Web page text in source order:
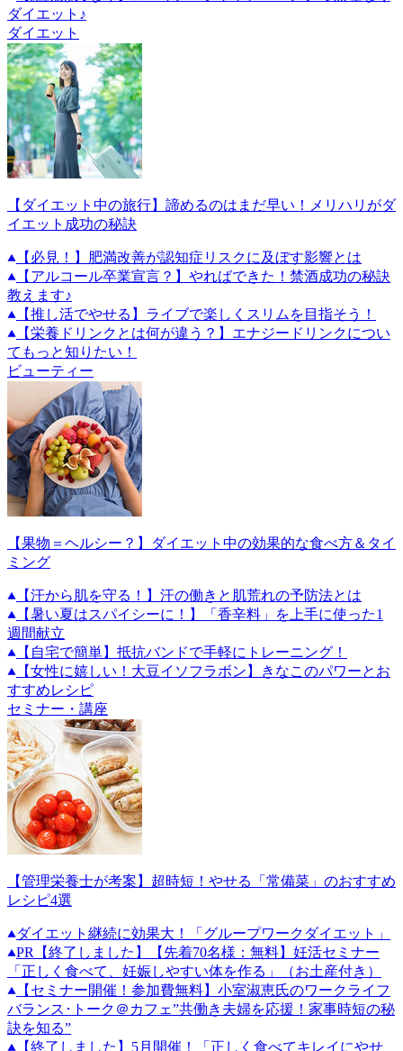
ダイエット♪
ダイエット
【ダイエット中の旅行】諦めるのはまだ早い！メリハリがダ
イエット成功の秘訣
【必見！】肥満改善が認知症リスクに及ぼす影響とは
【アルコール卒業宣言？】やればできた！禁酒成功の秘訣
教えます♪
【推し活でやせる】ライブで楽しくスリムを目指そう！
【栄養ドリンクとは何が違う？】エナジードリンクについ
てもっと知りたい！
ビューティー
【果物＝ヘルシー？】ダイエット中の効果的な食べ方＆タイ
ミング
【汗から肌を守る！】汗の働きと肌荒れの予防法とは
【暑い夏はスパイシーに！】「香辛料」を上手に使った1
週間献立
【自宅で簡単】抵抗バンドで手軽にトレーニング！
【女性に嬉しい！大豆イソフラボン】きなこのパワーとお
すすめレシピ
セミナー・講座
【管理栄養士が考案】超時短！やせる「常備菜」のおすすめ
レシピ4選
ダイエット継続に効果大！「グループワークダイエット」
PR
【終了しました】【先着70名様：無料】妊活セミナー
「正しく食べて、妊娠しやすい体を作る」（お土産付き）
【セミナー開催！参加費無料】小室淑恵氏のワークライフ
バランス･トーク＠カフェ”共働き夫婦を応援！家事時短の秘
訣を知る”
【終了しました】5月開催！「正しく食べてキレイにやせ